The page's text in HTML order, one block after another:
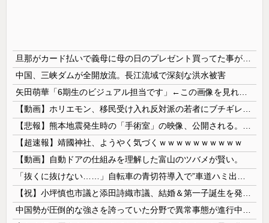
中国、三峡ダムが全開放流。長江流域で深刻な洪水被害
【超速報】靖國神社、ようやく気づくｗｗｗｗｗｗｗｗｗｗ
【動画】自動ドアの仕組みを理解した富山のツバメが賢い。